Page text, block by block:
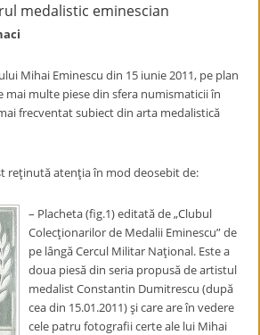
medalistic eminescian
Mihai Eminescu din 15 iunie 2011, pe plan
multe piese din sfera numismaticii în
frecventat subiect din arta medalistică
reţinută atenţia în mod deosebit de:
– Placheta (fig.1) editată de „Clubul
Colecţionarilor de Medalii Eminescu” de
pe lângă Cercul Militar Naţional. Este a
doua piesă din seria propusă de artistul
medalist Constantin Dumitrescu (după
cea din 15.01.2011) şi care are în vedere
cele patru fotografii certe ale lui Mihai